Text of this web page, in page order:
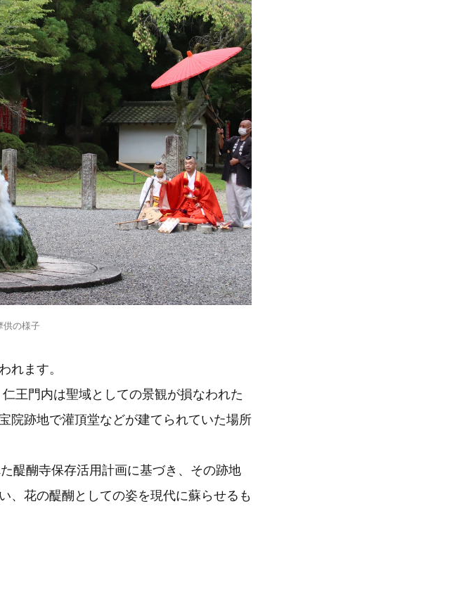
供の様子
れます。
王門内は聖域としての景観が損なわれた
院跡地で灌頂堂などが建てられていた場所
醍醐寺保存活用計画に基づき、その跡地
、花の醍醐としての姿を現代に蘇らせるも